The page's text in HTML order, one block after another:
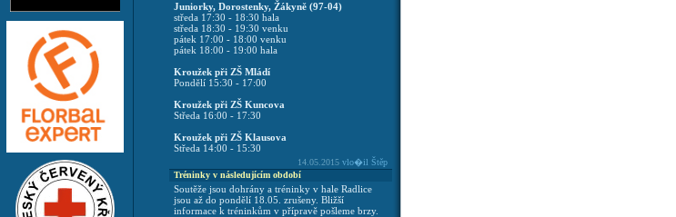
Juniorky, Dorostenky, Žákyně (97-04)
středa 17:30 - 18:30 hala
středa 18:30 - 19:30 venku
pátek 17:00 - 18:00 venku
pátek 18:00 - 19:00 hala
Kroužek při ZŠ Mládí
Pondělí 15:30 - 17:00
Kroužek při ZŠ Kuncova
Středa 16:00 - 17:30
Kroužek při ZŠ Klausova
Středa 14:00 - 15:30
14.05.2015 vlo�il Štěp
Tréninky v následujícím období
Soutěže jsou dohrány a tréninky v hale Radlice
jsou až do pondělí 18.05. zrušeny. Bližší
informace k tréninkům v přípravě pošleme brzy.